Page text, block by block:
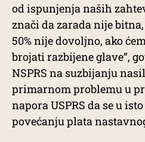
od ispunjenja naših
znači da zarada nije
50% nije dovoljno, ako
brojati razbijene glave“,
NSPRS na suzbijanju
primarnom problemu u
napora USPRS da se u
povećanju plata